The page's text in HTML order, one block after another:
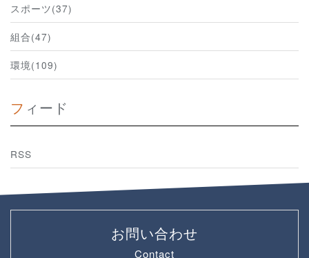
スポーツ(37)
組合(47)
環境(109)
フィード
RSS
お問い合わせ
Contact